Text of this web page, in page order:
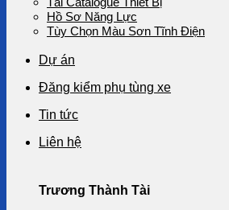
Hồ Sơ Năng Lực
Tùy Chọn Màu Sơn Tĩnh Điện
Dự án
Đăng kiểm phụ tùng xe
Tin tức
Liên hệ
Trương Thành Tài